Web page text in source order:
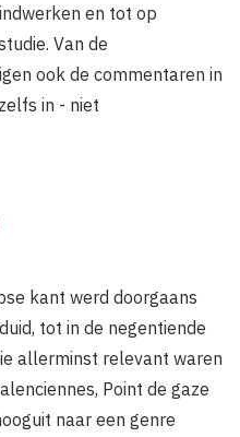
en tot op
Van de
ook de commentaren in
in - niet
kant werd doorgaans
tot in de negentiende
allerminst relevant waren
Point de gaze
naar een genre